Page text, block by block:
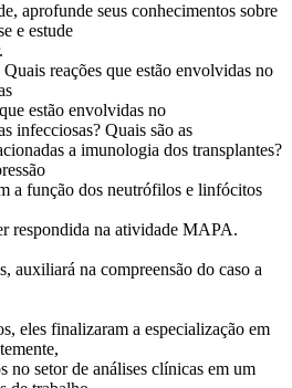
aprofunde seus conhecimentos sobre
e estude
reações que estão envolvidas no
estão envolvidas no
infecciosas? Quais são as
a imunologia dos transplantes?
a função dos neutrófilos e linfócitos
respondida na atividade MAPA.
auxiliará na compreensão do caso a
eles finalizaram a especialização em
no setor de análises clínicas em um